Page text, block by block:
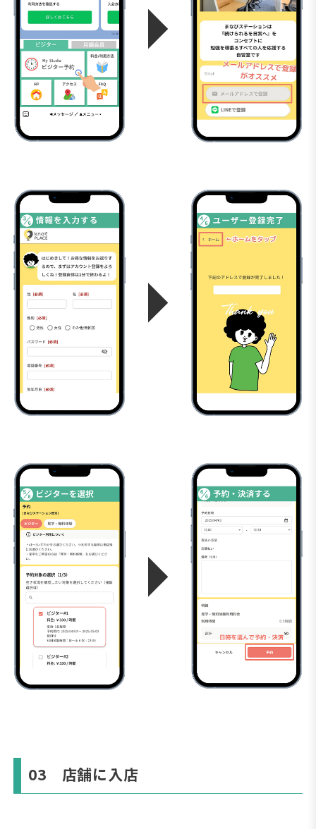
03 店舗に入店